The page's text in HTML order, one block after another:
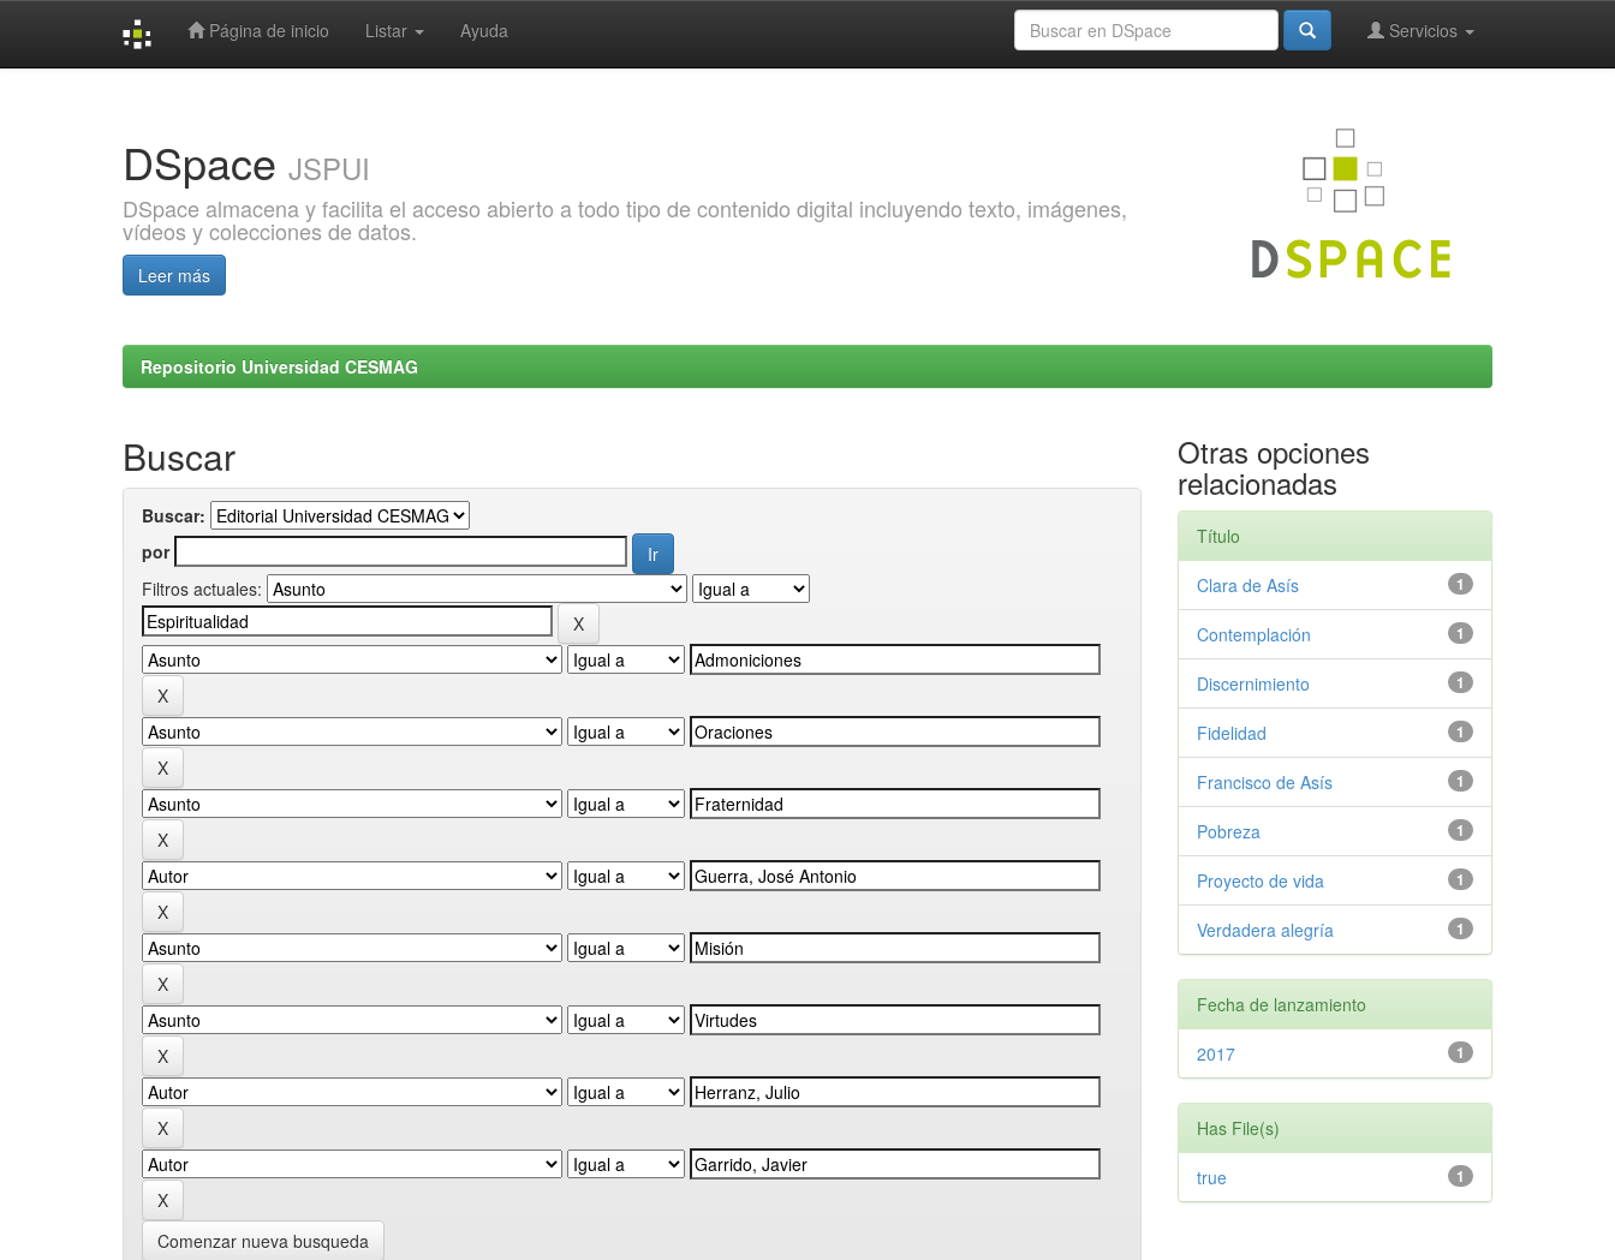
Página de inicio Listar Ayuda Servicios
DSpace JSPUI
DSpace almacena y facilita el acceso abierto a todo tipo de contenido digital incluyendo texto, imágenes,
vídeos y colecciones de datos.
Leer más
Repositorio Universidad CESMAG
Buscar
Buscar:
por
Filtros actuales:
Comenzar nueva busqueda
Otras opciones
relacionadas
Título
1
Clara de Asís
1
Contemplación
1
Discernimiento
1
Fidelidad
1
Francisco de Asís
1
Pobreza
1
Proyecto de vida
1
Verdadera alegría
Fecha de lanzamiento
1
2017
Has File(s)
1
true